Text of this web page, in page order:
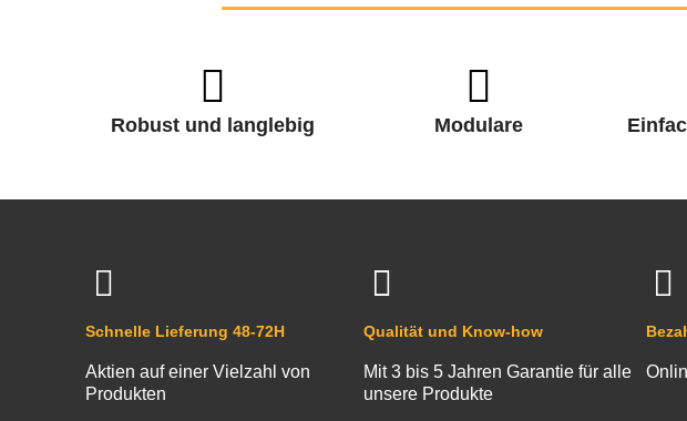
Robust und langlebig Modulare
Schnelle Lieferung 48-72H
Aktien auf einer Vielzahl von
Produkten
Qualität und Know-how
Mit 3 bis 5 Jahren Garantie für alle
unsere Produkte